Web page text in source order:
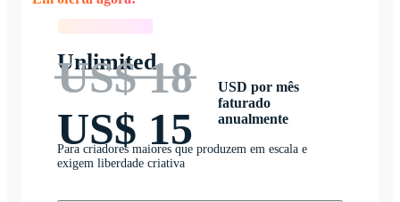
Unlimited
US$ 18
US$ 15
USD por mês
faturado
anualmente
Para criadores maiores que produzem em escala e
exigem liberdade criativa